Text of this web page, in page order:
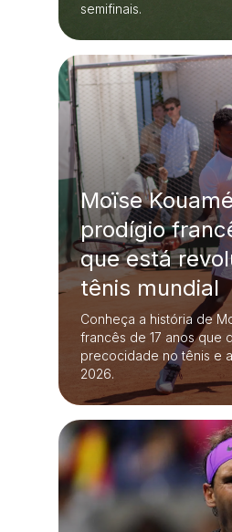
semifinais.
Moïse
prodígio
que está
tênis mundial
Conheça a história de
francês de 17 anos que
precocidade no tênis e
2026.